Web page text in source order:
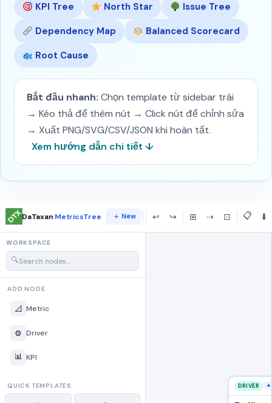
KPI Tree North Star
Issue Tree
Dependency Map
Balanced Scorecard
Root Cause
Bắt đầu nhanh: Chọn template từ sidebar trái
→ Kéo thả để thêm nút → Click nút để chỉnh sửa
→ Xuất PNG/SVG/CSV/JSON khi hoàn tất.
Xem hướng dẫn chi tiết ↓